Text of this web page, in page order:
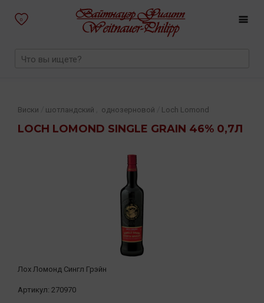
0
LOCH LOMOND SINGLE GRAIN 46% 0,7Л
Виски шотландский однозерновой Loch Lomond
Лох Ломонд Сингл Грэйн
Артикул: 270970